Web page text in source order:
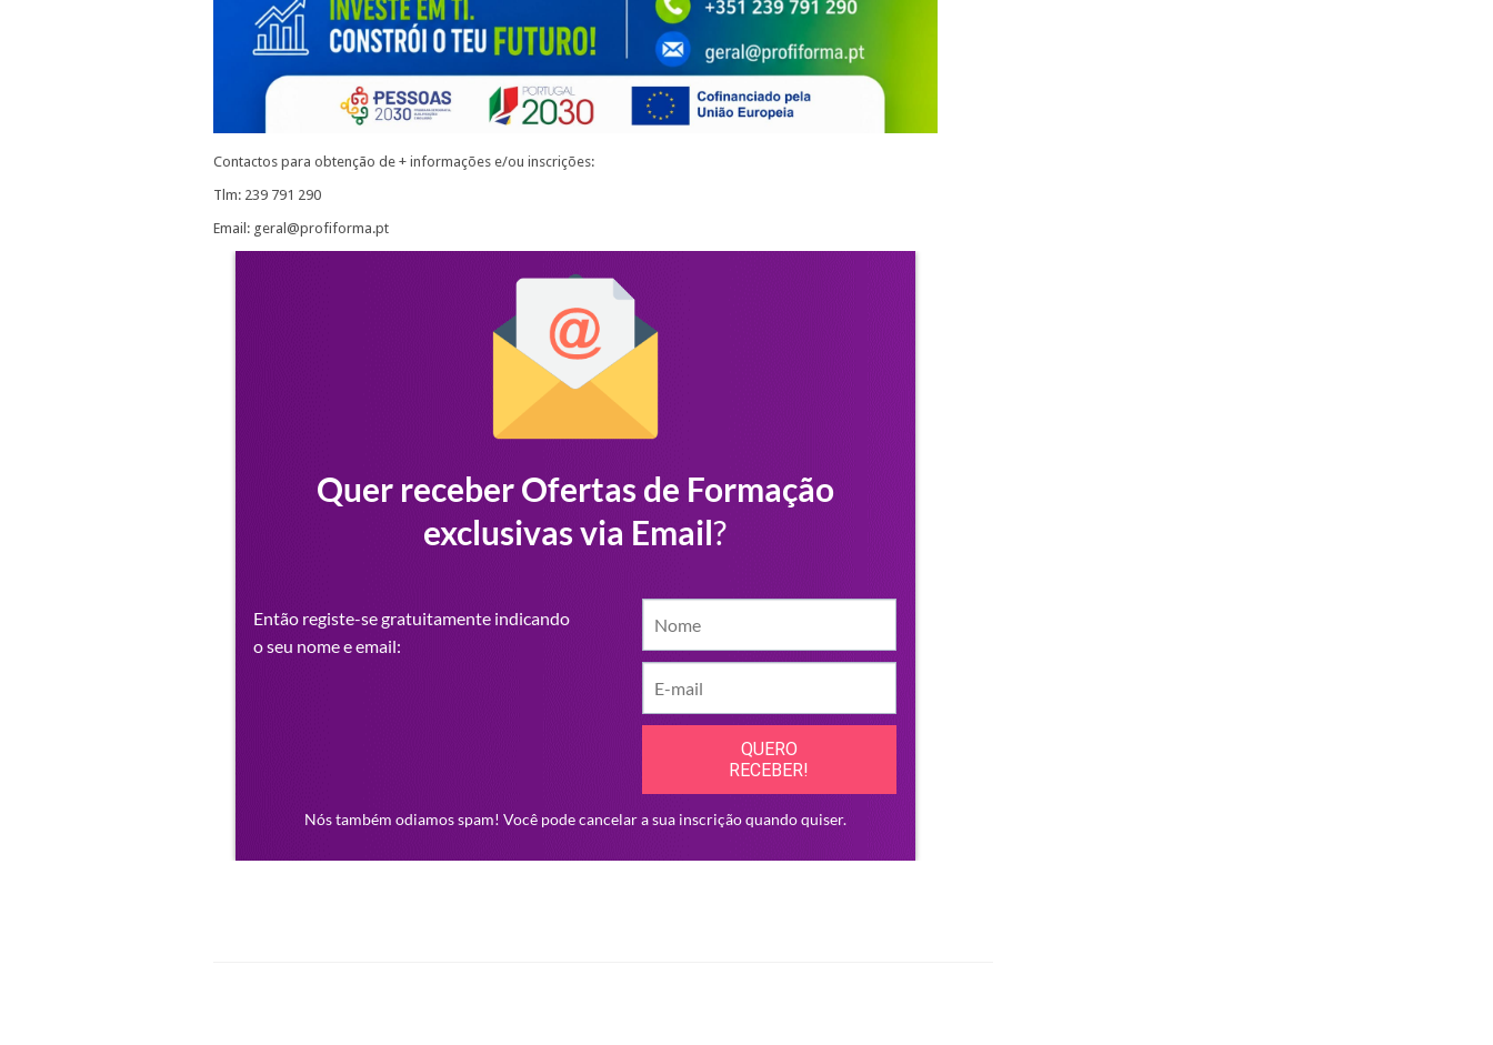
Contactos para obtenção de + informações e/ou inscrições:
Tlm: 239 791 290
Email: geral@profiforma.pt